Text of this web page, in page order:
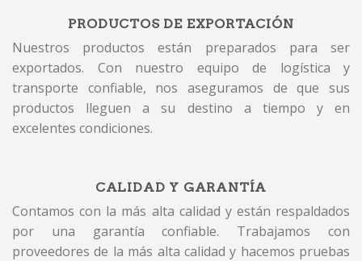
PRODUCTOS DE EXPORTACIÓN
Nuestros productos están preparados para ser
exportados. Con nuestro equipo de logística y
transporte confiable, nos aseguramos de que sus
productos lleguen a su destino a tiempo y en
excelentes condiciones.
CALIDAD Y GARANTÍA
Contamos con la más alta calidad y están respaldados
por una garantía confiable. Trabajamos con
proveedores de la más alta calidad y hacemos pruebas